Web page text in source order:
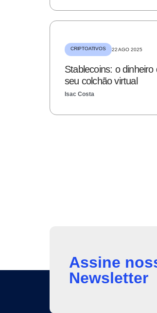
CRIPTOATIVOS 22 AGO 2025
Stablecoins: o
seu colchão virtual
Isac Costa
Assine
Newsletter